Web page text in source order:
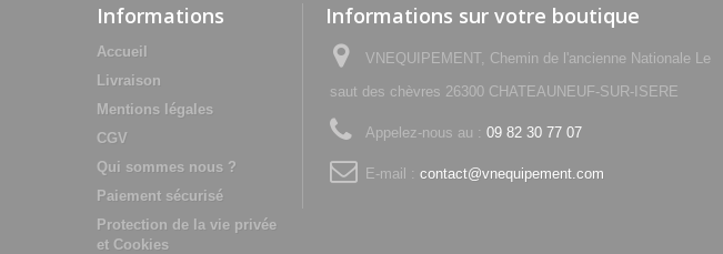
Informations
Accueil
Livraison
Mentions légales
CGV
Qui sommes nous ?
Paiement sécurisé
Protection de la vie privée
et Cookies
Informations sur votre boutique
VNEQUIPEMENT, Chemin de l'ancienne Nationale Le
saut des chèvres 26300 CHATEAUNEUF-SUR-ISERE
Appelez-nous au : 09 82 30 77 07
E-mail : contact@vnequipement.com